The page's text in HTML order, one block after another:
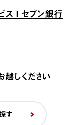
ス Ι セブン銀行
しください
す